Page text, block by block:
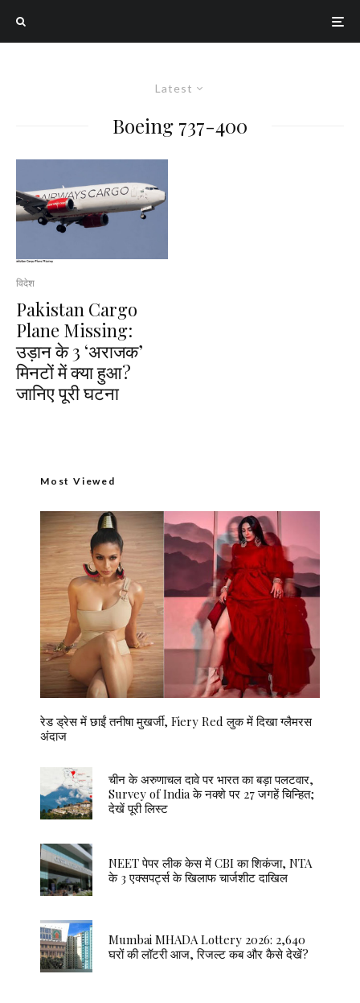
Latest
Boeing 737-400
विदेश
Pakistan Cargo
Plane Missing:
उड़ान के 3 ‘अराजक’
मिनटों में क्या हुआ?
जानिए पूरी घटना
Most Viewed
रेड ड्रेस में छाईं तनीषा मुखर्जी, Fiery Red लुक में दिखा ग्लैमरस
अंदाज
चीन के अरुणाचल दावे पर भारत का बड़ा पलटवार,
Survey of India के नक्शे पर 27 जगहें चिन्हित;
देखें पूरी लिस्ट
NEET पेपर लीक केस में CBI का शिकंजा, NTA
के 3 एक्सपर्ट्स के खिलाफ चार्जशीट दाखिल
Mumbai MHADA Lottery 2026: 2,640
घरों की लॉटरी आज, रिजल्ट कब और कैसे देखें?